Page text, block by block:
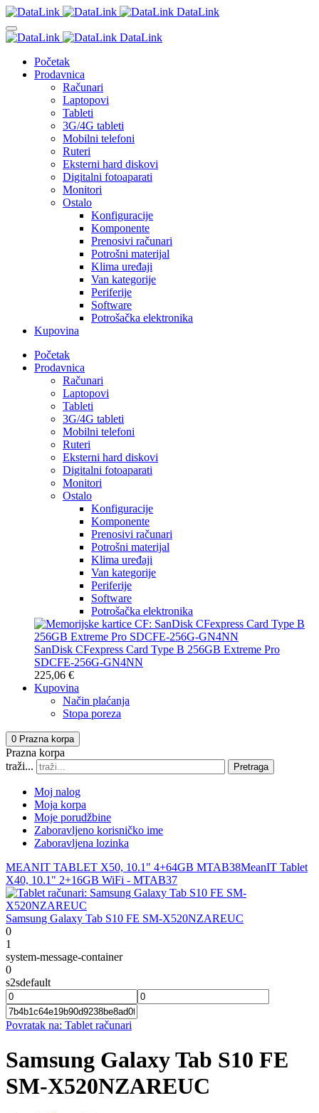
DataLink
DataLink
Početak
Prodavnica
Računari
Laptopovi
Tableti
3G/4G tableti
Mobilni telefoni
Ruteri
Eksterni hard diskovi
Digitalni fotoaparati
Monitori
Ostalo
Konfiguracije
Komponente
Prenosivi računari
Potrošni materijal
Klima uređaji
Van kategorije
Periferije
Software
Potrošačka elektronika
Kupovina
Početak
Prodavnica
Računari
Laptopovi
Tableti
3G/4G tableti
Mobilni telefoni
Ruteri
Eksterni hard diskovi
Digitalni fotoaparati
Monitori
Ostalo
Konfiguracije
Komponente
Prenosivi računari
Potrošni materijal
Klima uređaji
Van kategorije
Periferije
Software
Potrošačka elektronika
SanDisk CFexpress Card Type B 256GB Extreme Pro
SDCFE-256G-GN4NN
225,06 €
Kupovina
Način plaćanja
Stopa poreza
0 Prazna korpa
Prazna korpa
traži...
Pretraga
Moj nalog
Moja korpa
Moje porudžbine
Zaboravljeno korisničko ime
Zaboravljena lozinka
MEANIT TABLET X50, 10.1" 4+64GB MTAB38MeanIT Tablet
X40, 10.1" 2+16GB WiFi - MTAB37
Samsung Galaxy Tab S10 FE SM-X520NZAREUC
0
1
system-message-container
0
s2sdefault
Povratak na: Tablet računari
Samsung Galaxy Tab S10 FE
SM-X520NZAREUC